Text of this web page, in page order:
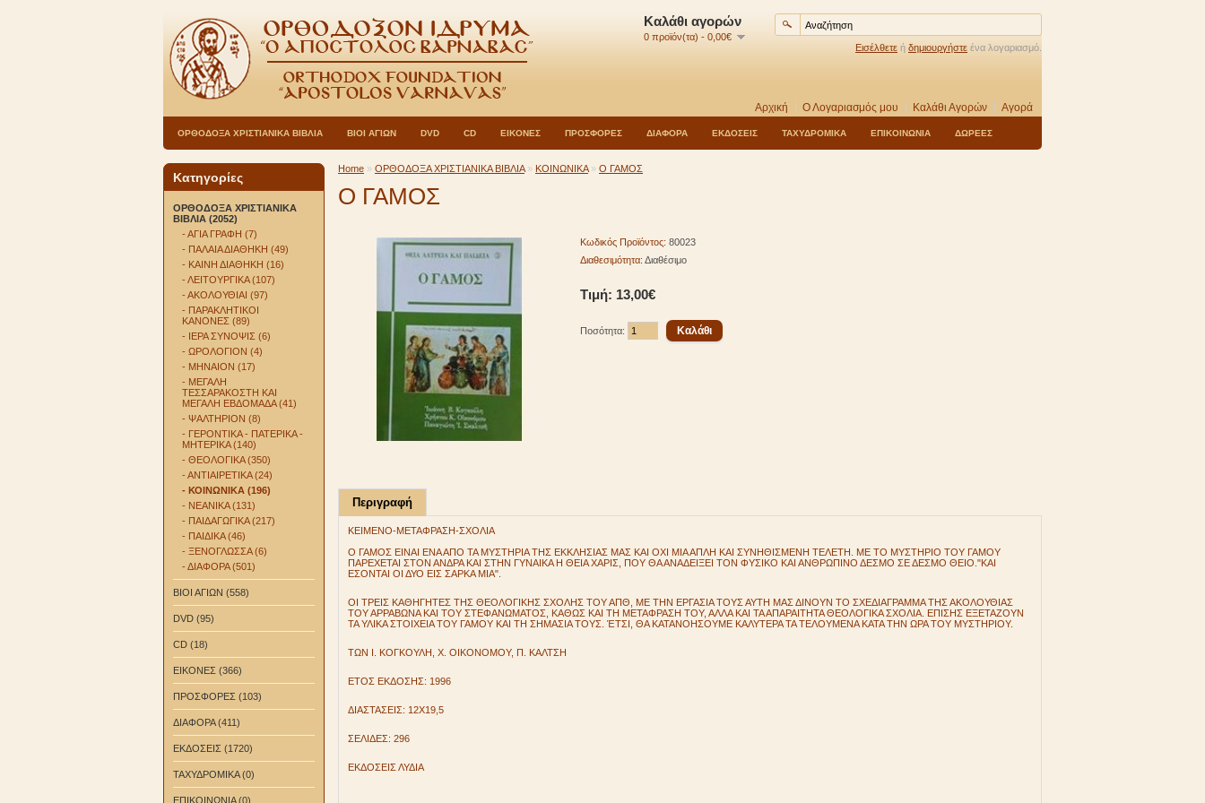
Καλάθι αγορών
0 προϊόν(τα) - 0,00€
Εισέλθετε ή δημιουργήστε ένα λογαριασμό.
Αρχική Ο Λογαριασμός μου Καλάθι Αγορών Αγορά
ΟΡΘΟΔΟΞΑ ΧΡΙΣΤΙΑΝΙΚΑ ΒΙΒΛΙΑ ΒΙΟΙ ΑΓΙΩΝ DVD CD ΕΙΚΟΝΕΣ ΠΡΟΣΦΟΡΕΣ ΔΙΑΦΟΡΑ ΕΚΔΟΣΕΙΣ ΤΑΧΥΔΡΟΜΙΚΑ ΕΠΙΚΟΙΝΩΝΙΑ ΔΩΡΕΕΣ
Κατηγορίες
ΟΡΘΟΔΟΞΑ ΧΡΙΣΤΙΑΝΙΚΑ
ΒΙΒΛΙΑ (2052)
- ΑΓΙΑ ΓΡΑΦΗ (7)
- ΠΑΛΑΙΑ ΔΙΑΘΗΚΗ (49)
- ΚΑΙΝΗ ΔΙΑΘΗΚΗ (16)
- ΛΕΙΤΟΥΡΓΙΚΑ (107)
- ΑΚΟΛΟΥΘΙΑΙ (97)
- ΠΑΡΑΚΛΗΤΙΚΟΙ
ΚΑΝΟΝΕΣ (89)
- ΙΕΡΑ ΣΥΝΟΨΙΣ (6)
- ΩΡΟΛΟΓΙΟΝ (4)
- ΜΗΝΑΙΟΝ (17)
- ΜΕΓΑΛΗ
ΤΕΣΣΑΡΑΚΟΣΤΗ ΚΑΙ
ΜΕΓΑΛΗ ΕΒΔΟΜΑΔΑ (41)
- ΨΑΛΤΗΡΙΟΝ (8)
- ΓΕΡΟΝΤΙΚΑ - ΠΑΤΕΡΙΚΑ -
ΜΗΤΕΡΙΚΑ (140)
- ΘΕΟΛΟΓΙΚΑ (350)
- ΑΝΤΙΑΙΡΕΤΙΚΑ (24)
- ΚΟΙΝΩΝΙΚΑ (196)
- ΝΕΑΝΙΚΑ (131)
- ΠΑΙΔΑΓΩΓΙΚΑ (217)
- ΠΑΙΔΙΚΑ (46)
- ΞΕΝΟΓΛΩΣΣΑ (6)
- ΔΙΑΦΟΡΑ (501)
ΒΙΟΙ ΑΓΙΩΝ (558)
DVD (95)
CD (18)
ΕΙΚΟΝΕΣ (366)
ΠΡΟΣΦΟΡΕΣ (103)
ΔΙΑΦΟΡΑ (411)
ΕΚΔΟΣΕΙΣ (1720)
ΤΑΧΥΔΡΟΜΙΚΑ (0)
ΕΠΙΚΟΙΝΩΝΙΑ (0)
Home » ΟΡΘΟΔΟΞΑ ΧΡΙΣΤΙΑΝΙΚΑ ΒΙΒΛΙΑ» ΚΟΙΝΩΝΙΚΑ» Ο ΓΑΜΟΣ
Ο ΓΑΜΟΣ
Κωδικός Προϊόντος: 80023
Διαθεσιμότητα: Διαθέσιμο
Τιμή: 13,00€
Ποσότητα:
Περιγραφή
ΚΕΙΜΕΝΟ-ΜΕΤΑΦΡΑΣΗ-ΣΧΟΛΙΑ
Ο ΓΑΜΟΣ ΕΙΝΑΙ ΕΝΑ ΑΠΟ ΤΑ ΜΥΣΤΗΡΙΑ ΤΗΣ ΕΚΚΛΗΣΙΑΣ ΜΑΣ ΚΑΙ ΟΧΙ ΜΙΑ ΑΠΛΗ ΚΑΙ ΣΥΝΗΘΙΣΜΕΝΗ ΤΕΛΕΤΗ. ΜΕ ΤΟ ΜΥΣΤΗΡΙΟ ΤΟΥ ΓΑΜΟΥ
ΠΑΡΕΧΕΤΑΙ ΣΤΟΝ ΑΝΔΡΑ ΚΑΙ ΣΤΗΝ ΓΥΝΑΙΚΑ Η ΘΕΙΑ ΧΑΡΙΣ, ΠΟΥ ΘΑ ΑΝΑΔΕΙΞΕΙ ΤΟΝ ΦΥΣΙΚΟ ΚΑΙ ΑΝΘΡΩΠΙΝΟ ΔΕΣΜΟ ΣΕ ΔΕΣΜΟ ΘΕΙΟ."ΚΑΙ
ΕΣΟΝΤΑΙ ΟΙ ΔΥΟ ΕΙΣ ΣΑΡΚΑ ΜΙΑ".
ΟΙ ΤΡΕΙΣ ΚΑΘΗΓΗΤΕΣ ΤΗΣ ΘΕΟΛΟΓΙΚΗΣ ΣΧΟΛΗΣ ΤΟΥ ΑΠΘ, ΜΕ ΤΗΝ ΕΡΓΑΣΙΑ ΤΟΥΣ ΑΥΤΗ ΜΑΣ ΔΙΝΟΥΝ ΤΟ ΣΧΕΔΙΑΓΡΑΜΜΑ ΤΗΣ ΑΚΟΛΟΥΘΙΑΣ
ΤΟΥ ΑΡΡΑΒΩΝΑ ΚΑΙ ΤΟΥ ΣΤΕΦΑΝΩΜΑΤΟΣ, ΚΑΘΩΣ ΚΑΙ ΤΗ ΜΕΤΑΦΡΑΣΗ ΤΟΥ, ΑΛΛΑ ΚΑΙ ΤΑ ΑΠΑΡΑΙΤΗΤΑ ΘΕΟΛΟΓΙΚΑ ΣΧΟΛΙΑ. ΕΠΙΣΗΣ ΕΞΕΤΑΖΟΥΝ
ΤΑ ΥΛΙΚΑ ΣΤΟΙΧΕΙΑ ΤΟΥ ΓΑΜΟΥ ΚΑΙ ΤΗ ΣΗΜΑΣΙΑ ΤΟΥΣ. ΈΤΣΙ, ΘΑ ΚΑΤΑΝΟΗΣΟΥΜΕ ΚΑΛΥΤΕΡΑ ΤΑ ΤΕΛΟΥΜΕΝΑ ΚΑΤΑ ΤΗΝ ΩΡΑ ΤΟΥ ΜΥΣΤΗΡΙΟΥ.
ΤΩΝ Ι. ΚΟΓΚΟΥΛΗ, Χ. ΟΙΚΟΝΟΜΟΥ, Π. ΚΑΛΤΣΗ
ΕΤΟΣ ΕΚΔΟΣΗΣ: 1996
ΔΙΑΣΤΑΣΕΙΣ: 12X19,5
ΣΕΛΙΔΕΣ: 296
ΕΚΔΟΣΕΙΣ ΛΥΔΙΑ